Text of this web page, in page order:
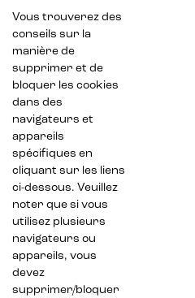
Vous trouverez des
conseils sur la
manière de
supprimer et de
bloquer les cookies
dans des
navigateurs et
appareils
spécifiques en
cliquant sur les liens
ci-dessous. Veuillez
noter que si vous
utilisez plusieurs
navigateurs ou
appareils, vous
devez
supprimer/bloquer